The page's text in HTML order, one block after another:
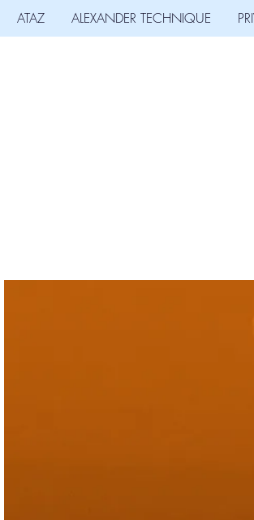
ATAZ ALEXANDER TECHNIQUE